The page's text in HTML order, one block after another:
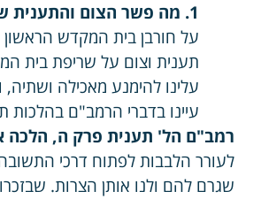
1. מה פשר הצום והתענית
על חורבן בית המקדש הראשון
תענית וצום על שריפת בית
עלינו להימנע מאכילה ושתיה,
עיינו בדברי הרמב"ם
רמב"ם הל' תענית פרק ה, הלכה
לעורר הלבבות לפתוח דרכי
שגרם להם ולנו אותן הצרות.